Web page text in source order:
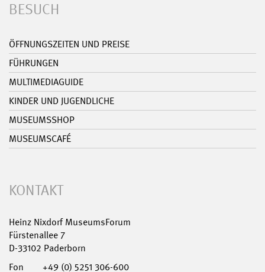
BESUCH
ÖFFNUNGSZEITEN UND PREISE
FÜHRUNGEN
MULTIMEDIAGUIDE
KINDER UND JUGENDLICHE
MUSEUMSSHOP
MUSEUMSCAFÉ
KONTAKT
Heinz Nixdorf MuseumsForum
Fürstenallee 7
D-33102 Paderborn
Fon
+49 (0) 5251 306-600